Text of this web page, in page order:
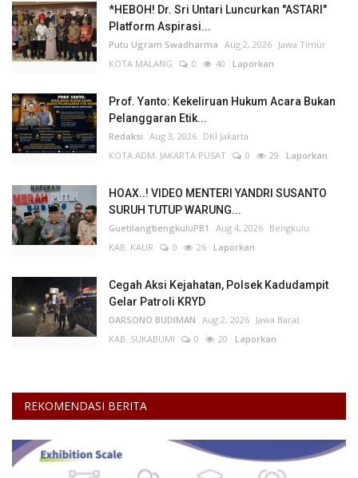
*HEBOH! Dr. Sri Untari Luncurkan "ASTARI"
Platform Aspirasi...
Putu Ugram Swadharma Aug 2, 2026 Jawa Timur
KOTA MALANG
0 40 Laporkan
Prof. Yanto: Kekeliruan Hukum Acara Bukan
Pelanggaran Etik...
Redaksi Aug 3, 2026 DKI Jakarta
KOTA ADM. JAKARTA PUSAT
0 29 Laporkan
HOAX..! VIDEO MENTERI YANDRI SUSANTO
SURUH TUTUP WARUNG...
GuetilangbengkuluPB1 Aug 4, 2026 Bengkulu
KAB. KAUR
0 26 Laporkan
Cegah Aksi Kejahatan, Polsek Kadudampit
Gelar Patroli KRYD
DARSONO BUDIMAN Aug 2, 2026 Jawa Barat
KAB. SUKABUMI
0 20 Laporkan
REKOMENDASI BERITA